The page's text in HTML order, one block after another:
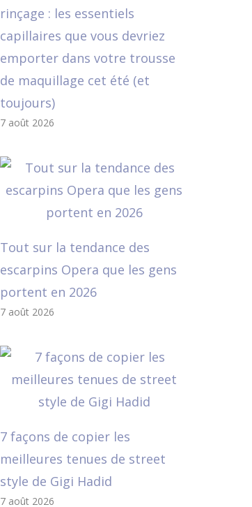
rinçage : les essentiels
capillaires que vous devriez
emporter dans votre trousse
de maquillage cet été (et
toujours)
7 août 2026
Tout sur la tendance des
escarpins Opera que les gens
portent en 2026
7 août 2026
7 façons de copier les
meilleures tenues de street
style de Gigi Hadid
7 août 2026